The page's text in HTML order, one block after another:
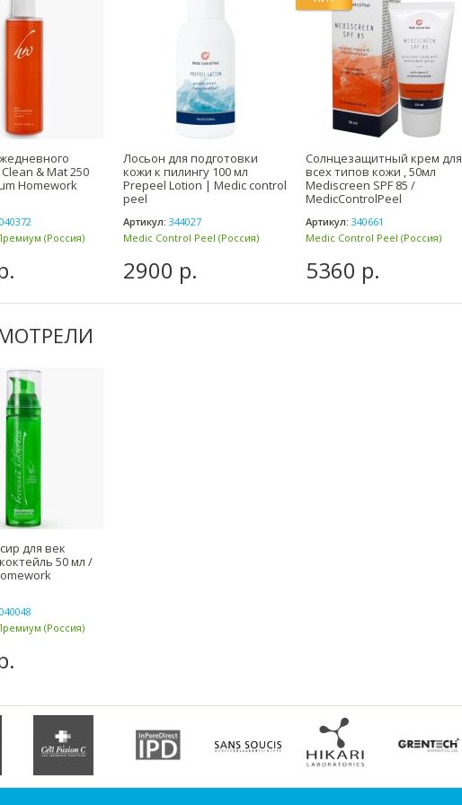
& Mat 250
Homework
(Россия)
Лосьон для подготовки
кожи к пилингу 100 мл
Prepeel Lotion | Medic control
peel
Артикул: 344027
Medic Control Peel (Россия)
2900 р.
Солнцезащитный крем для
всех типов кожи , 50мл
Mediscreen SPF 85 /
MedicControlPeel
Артикул: 340661
Medic Control Peel (Россия)
5360 р.
для век
50 мл /
(Россия)